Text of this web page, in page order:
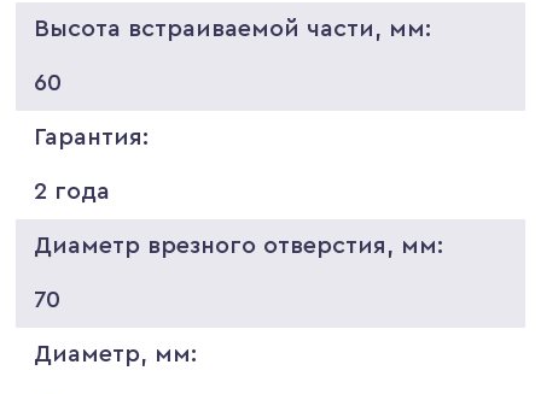
Высота встраиваемой части, мм:
60
Гарантия:
2 года
Диаметр врезного отверстия, мм:
70
Диаметр, мм: